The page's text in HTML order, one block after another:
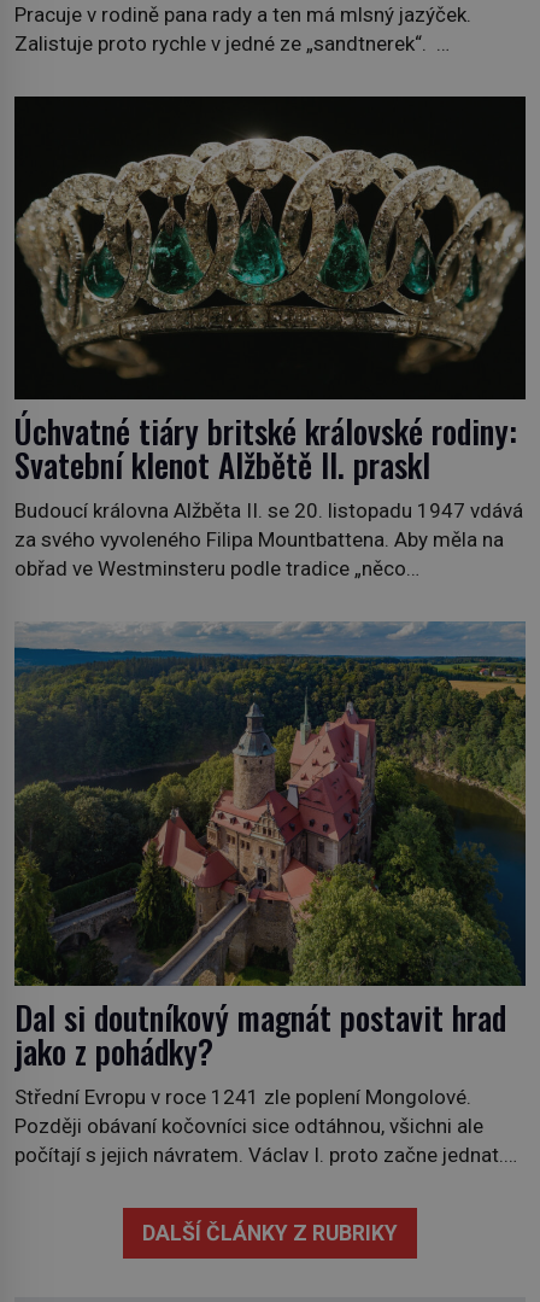
Pracuje v rodině pana rady a ten má mlsný jazýček.
Zalistuje proto rychle v jedné ze „sandtnerek“.
povzdechne si směrem ke služce, kterou má v kuchyni k
ruce. Ještě v prvních letech nové republiky fungoval kvůli
nedostatku zboží přídělový systém. […]
Úchvatné tiáry britské královské rodiny:
Svatební klenot Alžbětě II. praskl
Budoucí královna Alžběta II. se 20. listopadu 1947 vdává
za svého vyvoleného Filipa Mountbattena. Aby měla na
obřad ve Westminsteru podle tradice „něco
soukromé kolekce – diamantovou tiáru královny Marie.
„Je to ošklivá špičatá tiára,“ zhodnotil klenot britský
politik Sir Henry Channon (1897–1958), když si […]
Dal si doutníkový magnát postavit hrad
jako z pohádky?
Střední Evropu v roce 1241 zle poplení Mongolové.
Později obávaní kočovníci sice odtáhnou, všichni ale
počítají s jejich návratem. Václav I. proto začne jednat.
pečlivě připravit! Český král Václav I. (1205–1253)
přijme opatření, která mají posílit obranu jeho království.
DALŠÍ ČLÁNKY Z RUBRIKY